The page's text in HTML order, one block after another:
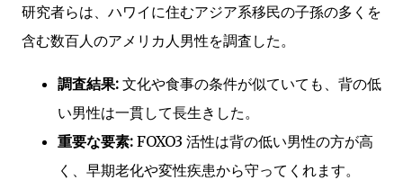
研究者らは、ハワイに住むアジア系移民の子孫の多くを
含む数百人のアメリカ人男性を調査した。
調査結果: 文化や食事の条件が似ていても、背の低
い男性は一貫して長生きした。
重要な要素: FOXO3 活性は背の低い男性の方が高
く、早期老化や変性疾患から守ってくれます。